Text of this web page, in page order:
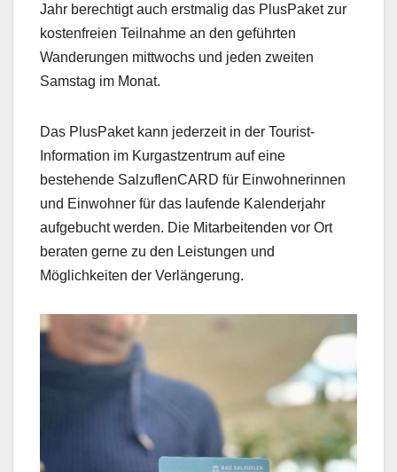
Jahr berechtigt auch erstmalig das PlusPaket zur
kostenfreien Teilnahme an den geführten
Wanderungen mittwochs und jeden zweiten
Samstag im Monat.
Das PlusPaket kann jederzeit in der Tourist-
Information im Kurgastzentrum auf eine
bestehende SalzuflenCARD für Einwohnerinnen
und Einwohner für das laufende Kalenderjahr
aufgebucht werden. Die Mitarbeitenden vor Ort
beraten gerne zu den Leistungen und
Möglichkeiten der Verlängerung.